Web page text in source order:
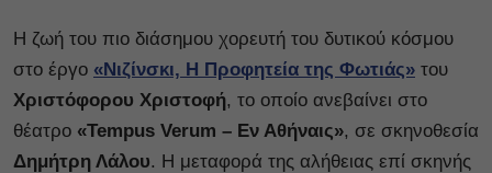
Η ζωή του πιο διάσημου χορευτή του δυτικού κόσμου
στο έργο «Νιζίνσκι, Η Προφητεία της Φωτιάς» του
Χριστόφορου Χριστοφή, το οποίο ανεβαίνει στο
θέατρο «Tempus Verum – Εν Αθήναις», σε σκηνοθεσία
Δημήτρη Λάλου. Η μεταφορά της αλήθειας επί σκηνής